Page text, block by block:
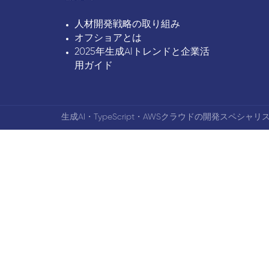
人材開発戦略の取り組み
オフショアとは
2025年生成AIトレンドと企業活
用ガイド
生成AI・TypeScript・AWSクラウドの開発スペシャリ